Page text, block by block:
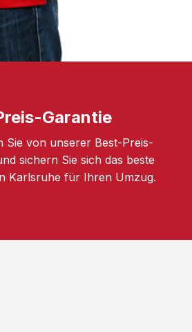
Garantie
Sie von unserer Best-Preis-
sichern Sie sich das beste
Karlsruhe für Ihren Umzug.